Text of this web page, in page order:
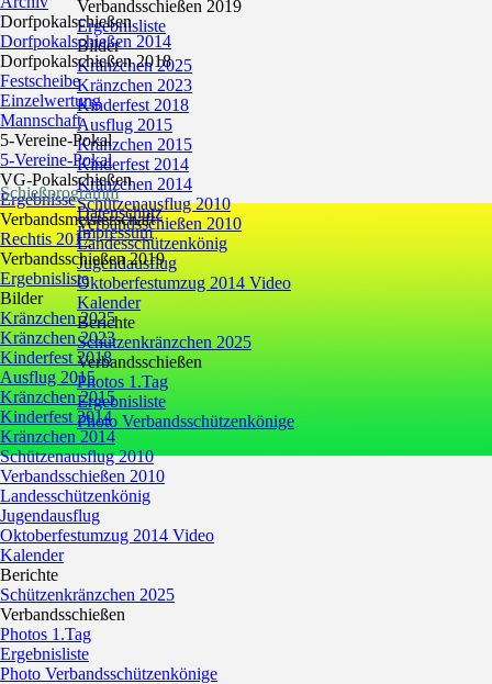
Verbandsschießen 2019
Ergebnisliste
Bilder
Kränzchen 2025
Kränzchen 2023
Kinderfest 2018
Ausflug 2015
Kränzchen 2015
Kinderfest 2014
Kränzchen 2014
Schützenausflug 2010
Verbandsschießen 2010
Landesschützenkönig
Jugendausflug
Oktoberfestumzug 2014 Video
Kalender
Berichte
Schützenkränzchen 2025
Verbandsschießen
Photos 1.Tag
Ergebnisliste
Photo Verbandsschützenkönige
Dorfpokalschießen
Dorfpokalschießen 2014
Dorfpokalschießen 2018
Festscheibe
Einzelwertung
Mannschaft
5-Vereine-Pokal
5-Vereine-Pokal
VG-Pokalschießen
Ergebnisse
Verbandsmeisterschaft
Rechtis 2017
Verbandsschießen 2019
Ergebnisliste
Bilder
Kränzchen 2025
Kränzchen 2023
Kinderfest 2018
Ausflug 2015
Kränzchen 2015
Kinderfest 2014
Kränzchen 2014
Schützenausflug 2010
Verbandsschießen 2010
Landesschützenkönig
Jugendausflug
Oktoberfestumzug 2014 Video
Kalender
Berichte
Schützenkränzchen 2025
Verbandsschießen
Photos 1.Tag
Ergebnisliste
Photo Verbandsschützenkönige
Schießprogramm
Datenschutz
Impressum